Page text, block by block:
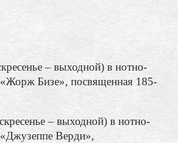
– выходной) в нотно-
Бизе», посвященная 185-
– выходной) в нотно-
Верди»,